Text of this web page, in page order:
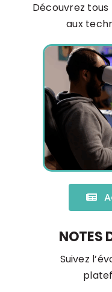
Découvrez
aux
NOTES
Suivez